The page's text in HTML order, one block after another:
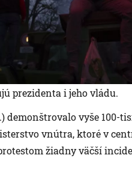
prezidenta i jeho vládu.
demonštrovalo vyše
vnútra, ktoré v
žiadny väčší